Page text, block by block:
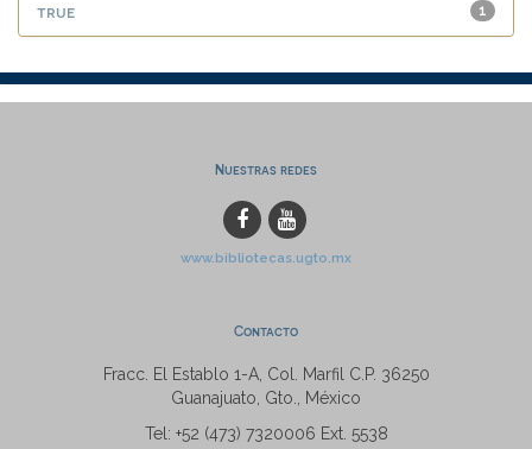
1
true
Nuestras redes
www.bibliotecas.ugto.mx
Contacto
Fracc. El Establo 1-A, Col. Marfil C.P. 36250
Guanajuato, Gto., México
Tel: +52 (473) 7320006 Ext. 5538